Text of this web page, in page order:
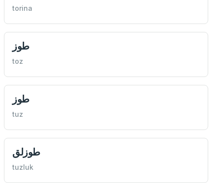
torina
طوز
toz
طوز
tuz
طوزلق
tuzluk